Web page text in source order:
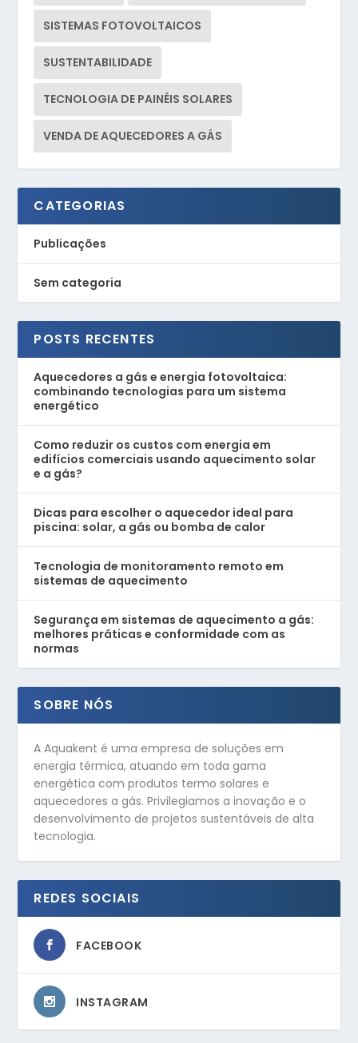
SISTEMAS FOTOVOLTAICOS
SUSTENTABILIDADE
TECNOLOGIA DE PAINÉIS SOLARES
VENDA DE AQUECEDORES A GÁS
CATEGORIAS
Publicações
Sem categoria
POSTS RECENTES
Aquecedores a gás e energia fotovoltaica:
combinando tecnologias para um sistema
energético
Como reduzir os custos com energia em
edifícios comerciais usando aquecimento solar
e a gás?
Dicas para escolher o aquecedor ideal para
piscina: solar, a gás ou bomba de calor
Tecnologia de monitoramento remoto em
sistemas de aquecimento
Segurança em sistemas de aquecimento a gás:
melhores práticas e conformidade com as
normas
SOBRE NÓS
A Aquakent é uma empresa de soluções em
energia térmica, atuando em toda gama
energética com produtos termo solares e
aquecedores a gás. Privilegiamos a inovação e o
desenvolvimento de projetos sustentáveis de alta
tecnologia.
REDES SOCIAIS
FACEBOOK
INSTAGRAM